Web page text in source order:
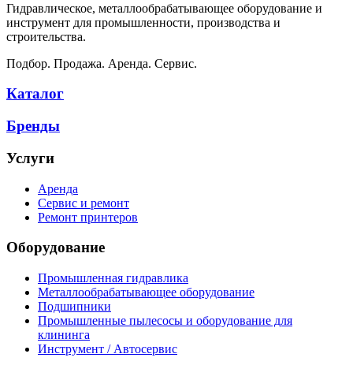
Гидравлическое, металлообрабатывающее оборудование и
инструмент для промышленности, производства и
строительства.
Подбор. Продажа. Аренда. Сервис.
Каталог
Бренды
Услуги
Аренда
Сервис и ремонт
Ремонт принтеров
Оборудование
Промышленная гидравлика
Металлообрабатывающее оборудование
Подшипники
Промышленные пылесосы и оборудование для
клининга
Инструмент / Автосервис